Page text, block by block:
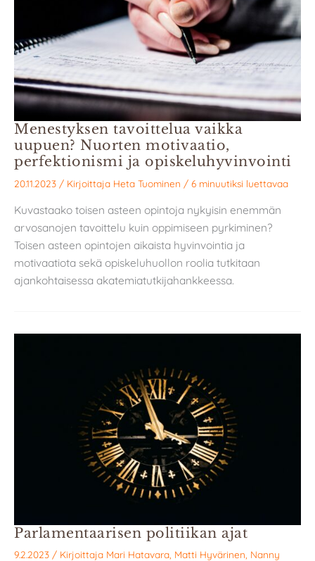
Menestyksen tavoittelua vaikka
uupuen? Nuorten motivaatio,
perfektionismi ja opiskeluhyvinvointi
20.11.2023 / Kirjoittaja Heta Tuominen / 6 minuutiksi luettavaa
Kuvastaako toisen asteen opintoja nykyisin enemmän
arvosanojen tavoittelu kuin oppimiseen pyrkiminen?
Toisen asteen opintojen aikaista hyvinvointia ja
motivaatiota sekä opiskeluhuollon roolia tutkitaan
ajankohtaisessa akatemiatutkijahankkeessa.
Parlamentaarisen politiikan ajat
9.2.2023 / Kirjoittaja Mari Hatavara Matti Hyvärinen Nanny